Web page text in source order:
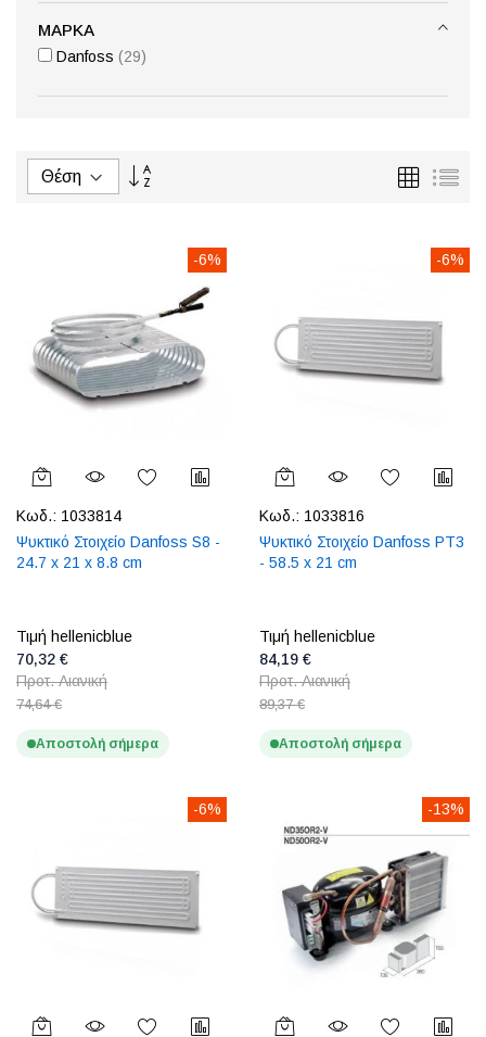
Φθίνουσα
Πλέγμα
-6%
Κωδ.: 1033814
Ψυκτικό Στοιχείο Danfoss S8 -
24.7 x 21 x 8.8 cm
Τιμή hellenicblue
70,32 €
Προτ. Λιανική
74,64 €
Αποστολή σήμερα
-6%
Κωδ.: 1033816
Ψυκτικό Στοιχείο Danfoss PT3
- 58.5 x 21 cm
Τιμή hellenicblue
84,19 €
Προτ. Λιανική
89,37 €
Αποστολή σήμερα
-6% -13%
ΜΆΡΚΑ
Danfoss 29στοιχεία